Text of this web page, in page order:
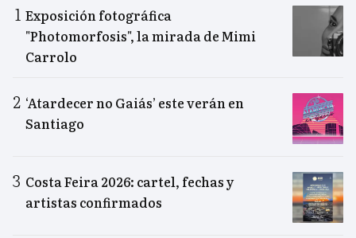
Exposición fotográfica
"Photomorfosis", la mirada de Mimi
Carrolo
‘Atardecer no Gaiás’ este verán en
Santiago
Costa Feira 2026: cartel, fechas y
artistas confirmados